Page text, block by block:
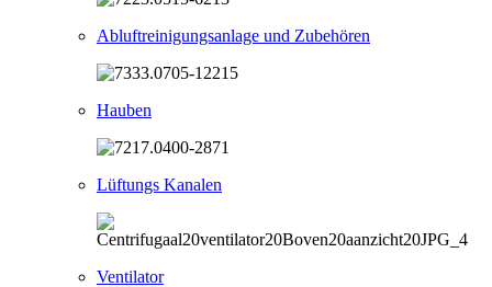
Abluftreinigungsanlage und Zubehören
Hauben
Lüftungs Kanalen
Ventilator